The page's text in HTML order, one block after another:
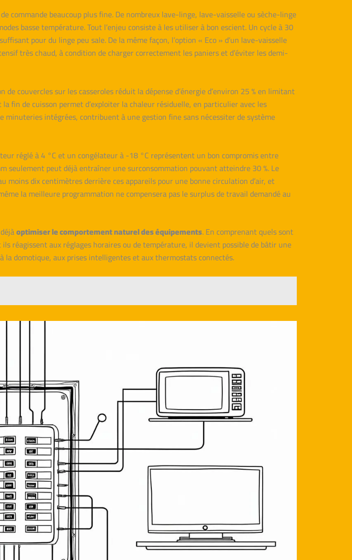
commande beaucoup plus fine. De nombreux lave-linge, lave-vaisselle ou sèche-linge
basse température. Tout l’enjeu consiste à les utiliser à bon escient. Un cycle à 30
pour du linge peu sale. De la même façon, l’option « Eco » d’un lave-vaisselle
très chaud, à condition de charger correctement les paniers et d’éviter les demi-
couvercles sur les casseroles réduit la dépense d’énergie d’environ 25 % en limitant
fin de cuisson permet d’exploiter la chaleur résiduelle, en particulier avec les
minuteries intégrées, contribuent à une gestion fine sans nécessiter de système
réglé à 4 °C et un congélateur à -18 °C représentent un bon compromis entre
seulement peut déjà entraîner une surconsommation pouvant atteindre 30 %. Le
moins dix centimètres derrière ces appareils pour une bonne circulation d’air, et
la meilleure programmation ne compensera pas le surplus de travail demandé au
optimiser le comportement naturel des équipements. En comprenant quels sont
réagissent aux réglages horaires ou de température, il devient possible de bâtir une
la domotique, aux prises intelligentes et aux thermostats connectés.